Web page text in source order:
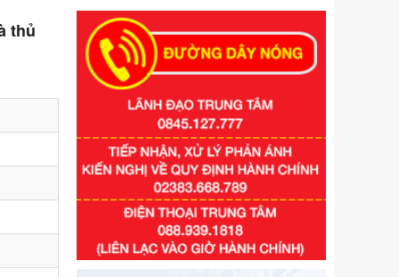
thủ
Số kí hiệu:351/2025/NĐ-CP
Tên: Nghị định số 351/2025/NĐ-CP
của Chính phủ: Quy định chuẩn